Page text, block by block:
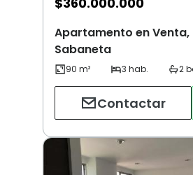
Apartamento en Venta,
Sabaneta
Contactar